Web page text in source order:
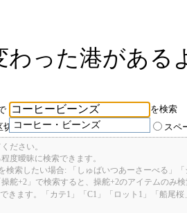
わった港がある
コーヒー・ビーンズ
を検索
切ったキーワードのいずれかを含む スペ
ださい。
度曖昧に検索できます。
検索したい場合: 「しゅばいつあーさーべる」
舵+2」で検索すると、操舵+2のアイテムのみ
きます。「カテ1」「C1」「ロット1」「船尾